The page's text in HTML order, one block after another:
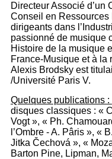
Directeur Associé d’un
Conseil en Ressources
dirigeants dans
passionné de musique
Histoire de la musique
France-Musique et à la
Alexis Brodsky est
/Université Paris V.
Quelques publications :
disques classiques : «
Vogt », « Ph.
l’Ombre - A. Pâris », «
Jitka Čechová », «
Barton Pine, Lipman,